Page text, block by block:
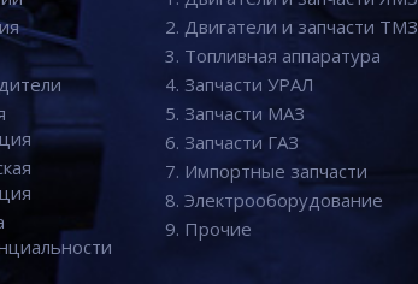
2. Двигатели и запчасти ТМЗ
3. Топливная аппаратура
4. Запчасти УРАЛ
5. Запчасти МАЗ
6. Запчасти ГАЗ
7. Импортные запчасти
8. Электрооборудование
9. Прочие